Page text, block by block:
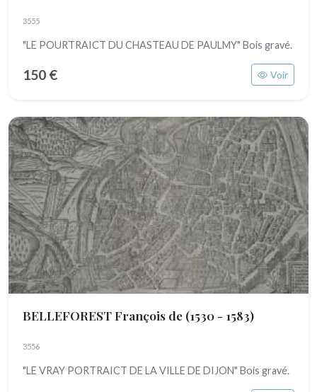
3555
"LE POURTRAICT DU CHASTEAU DE PAULMY" Bois gravé.
150 € Voir
BELLEFOREST François de (1530 - 1583)
3556
"LE VRAY PORTRAICT DE LA VILLE DE DIJON" Bois gravé.